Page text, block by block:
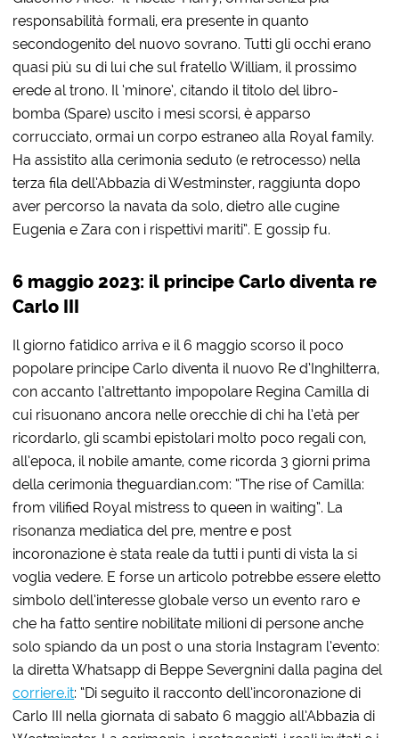
responsabilità formali, era presente in quanto
secondogenito del nuovo sovrano. Tutti gli occhi erano
quasi più su di lui che sul fratello William, il prossimo
erede al trono. Il ‘minore’, citando il titolo del libro-
bomba (Spare) uscito i mesi scorsi, è apparso
corrucciato, ormai un corpo estraneo alla Royal family.
Ha assistito alla cerimonia seduto (e retrocesso) nella
terza fila dell’Abbazia di Westminster, raggiunta dopo
aver percorso la navata da solo, dietro alle cugine
Eugenia e Zara con i rispettivi mariti”. E gossip fu.
6 maggio 2023: il principe Carlo diventa re
Carlo III
Il giorno fatidico arriva e il 6 maggio scorso il poco
popolare principe Carlo diventa il nuovo Re d’Inghilterra,
con accanto l’altrettanto impopolare Regina Camilla di
cui risuonano ancora nelle orecchie di chi ha l’età per
ricordarlo, gli scambi epistolari molto poco regali con,
all’epoca, il nobile amante, come ricorda 3 giorni prima
della cerimonia theguardian.com: “The rise of Camilla:
from vilified Royal mistress to queen in waiting”. La
risonanza mediatica del pre, mentre e post
incoronazione è stata reale da tutti i punti di vista la si
voglia vedere. E forse un articolo potrebbe essere eletto
simbolo dell’interesse globale verso un evento raro e
che ha fatto sentire nobilitate milioni di persone anche
solo spiando da un post o una storia Instagram l’evento:
la diretta Whatsapp di Beppe Severgnini dalla pagina del
corriere.it: “Di seguito il racconto dell’incoronazione di
Carlo III nella giornata di sabato 6 maggio all’Abbazia di